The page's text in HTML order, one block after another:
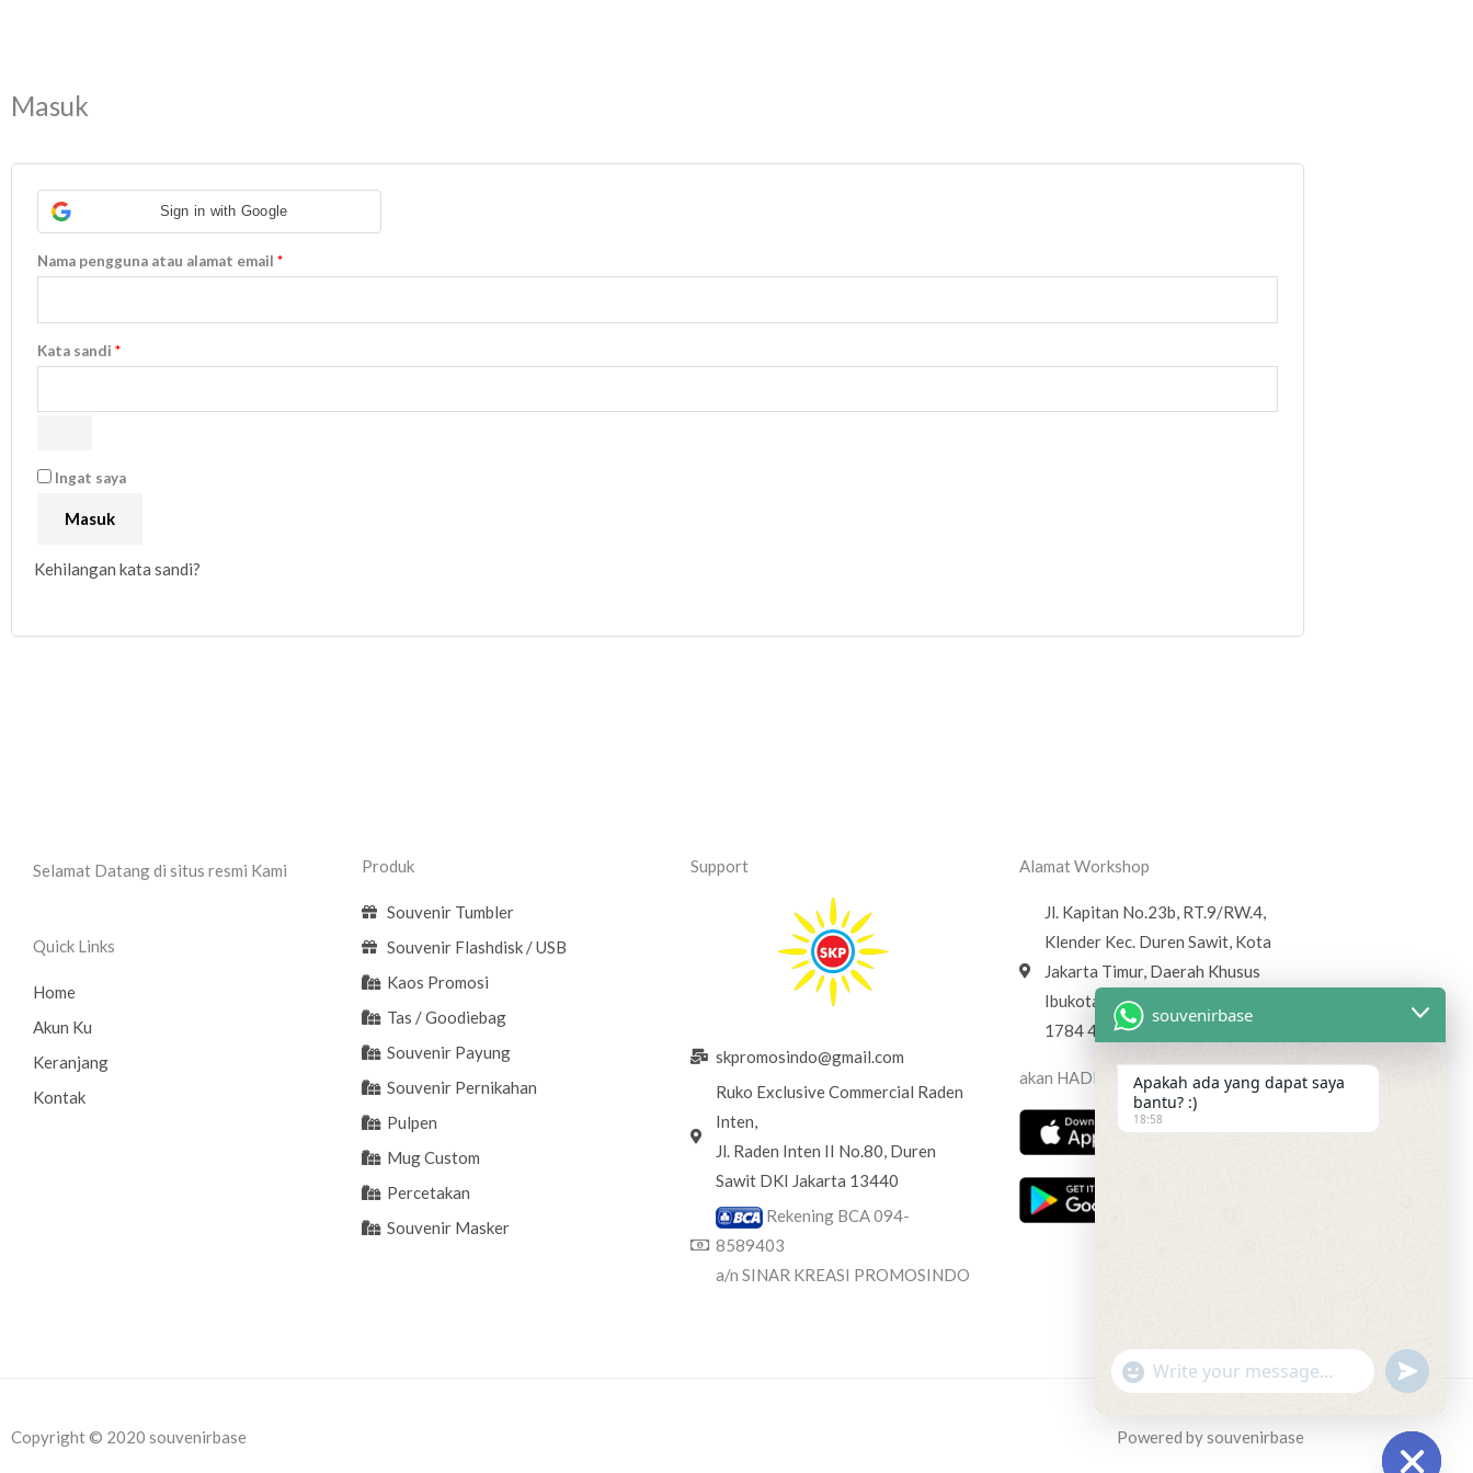
Masuk
Sign in with Google
Nama pengguna atau alamat email *
Kata sandi *
Ingat saya
Masuk
Kehilangan kata sandi?
Selamat Datang di situs resmi Kami
Quick Links
Home
Akun Ku
Keranjang
Kontak
Produk
Souvenir Tumbler
Souvenir Flashdisk / USB
Kaos Promosi
Tas / Goodiebag
Souvenir Payung
Souvenir Pernikahan
Pulpen
Mug Custom
Percetakan
Souvenir Masker
Support
skpromosindo@gmail.com
Ruko Exclusive Commercial Raden
Inten,
Jl. Raden Inten II No.80, Duren
Sawit DKI Jakarta 13440
Rekening BCA 094-
8589403
a/n SINAR KREASI PROMOSINDO
Alamat Workshop
Jl. Kapitan No.23b, RT.9/RW.4,
Klender Kec. Duren Sawit, Kota
Jakarta Timur, Daerah Khusus
Ibukota Jakarta 13470 +62 813
1784 4012
akan HADIR segera
Copyright © 2020 souvenirbase Powered by souvenirbase
souvenirbase
Apakah ada yang dapat saya
bantu? :)
18:58
"+chaty_settings.lang.emoji_picker+"
WhatsApp
undefined